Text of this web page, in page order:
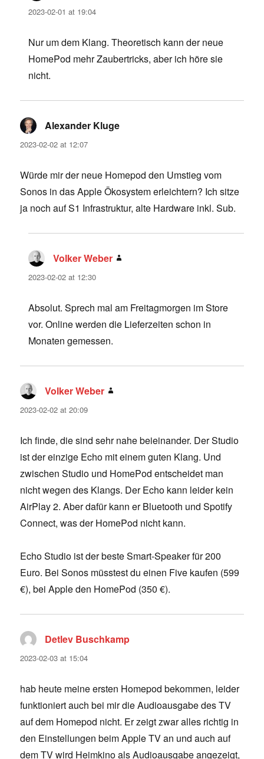
2023-02-01 at 19:04
Nur um dem Klang. Theoretisch kann der neue
HomePod mehr Zaubertricks, aber ich höre sie
nicht.
Alexander Kluge
2023-02-02 at 12:07
Würde mir der neue Homepod den Umstieg vom
Sonos in das Apple Ökosystem erleichtern? Ich sitze
ja noch auf S1 Infrastruktur, alte Hardware inkl. Sub.
Volker Weber
2023-02-02 at 12:30
Absolut. Sprech mal am Freitagmorgen im Store
vor. Online werden die Lieferzeiten schon in
Monaten gemessen.
Volker Weber
2023-02-02 at 20:09
Ich finde, die sind sehr nahe beieinander. Der Studio
ist der einzige Echo mit einem guten Klang. Und
zwischen Studio und HomePod entscheidet man
nicht wegen des Klangs. Der Echo kann leider kein
AirPlay 2. Aber dafür kann er Bluetooth und Spotify
Connect, was der HomePod nicht kann.
Echo Studio ist der beste Smart-Speaker für 200
Euro. Bei Sonos müsstest du einen Five kaufen (599
€), bei Apple den HomePod (350 €).
Detlev Buschkamp
2023-02-03 at 15:04
hab heute meine ersten Homepod bekommen, leider
funktioniert auch bei mir die Audioausgabe des TV
auf dem Homepod nicht. Er zeigt zwar alles richtig in
den Einstellungen beim Apple TV an und auch auf
dem TV wird Heimkino als Audioausgabe angezeigt,